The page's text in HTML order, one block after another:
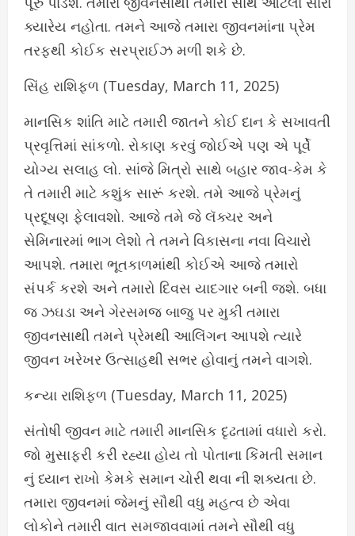
ક્યારેય નહોતા. તમને આજે તમારા જીવનમાંના પ્રેમ
તરફથી કોઈક સરપ્રાઈઝ મળી શકે છે.
સિંહ રાશિફળ (Tuesday, March 11, 2025)
માનસિક શાંતિ માટે તમારી જાતને કોઈ દાન કે સખાવતી
પ્રવૃત્તિમાં સાંકળો. રોકાણ કરવું જોઈએ પણ એ પૂર્વે
યોગ્ય સલાહ લો. સાંજે મિત્રો સાથે બહાર જાવ-કેમ કે
તે તમારી માટે કશુંક સારૂં કરશે. તમે આજે પ્રેમનું
પ્રદૂષણ ફેલાવશો. આજે તમે જે લૅક્ચર અને
સેમિનારમાં ભાગ લેશો તે તમને વિકાસના નવા વિચારો
આપશે. તમારા ભૂતકાળમાંથી કોઈએ આજે તમારો
સંપર્ક કરશે અને તમારો દિવસ યાદગાર બની જશે. બધા
જ ઝઘડા અને ગેરસમજ બાજુ પર મુકી તમારા
જીવનસાથી તમને પ્રેમથી આલિંગન આપશે ત્યારે
જીવન ખરેખર ઉત્સાહથી સભર હોવાનું તમને વાગશે.
કન્યા રાશિફળ (Tuesday, March 11, 2025)
સંતોષી જીવન માટે તમારી માનસિક દૃઢતામાં વધારો કરો.
જો મુસાફરી કરી રહ્યા હોય તો પોતાના કિંમતી સમાન
નું ધ્યાન રાખો કેમકે સમાન ચોરી થવા ની શક્યતા છે.
તમારા જીવનમાં જેમનું સૌથી વધુ મહત્વ છે એવા
લોકોને તમારી વાત સમજાવવામાં તમને સૌથી વધુ